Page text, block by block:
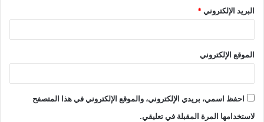
البريد الإلكتروني*
الموقع الإلكتروني
احفظ اسمي، بريدي الإلكتروني، والموقع الإلكتروني في هذا المتصفح
لاستخدامها المرة المقبلة في تعليقي.